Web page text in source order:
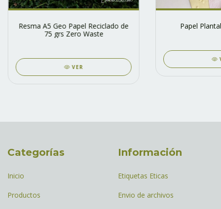
Resma A5 Geo Papel Reciclado de
75 grs Zero Waste
VER
Papel
Categorías
Inicio
Productos
Información
Etiquetas Eticas
Envio de archivos